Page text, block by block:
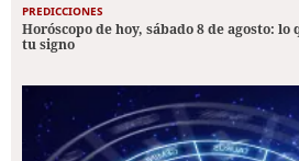
PREDICCIONES
Horóscopo de hoy, sábado 8 de agosto:
tu signo